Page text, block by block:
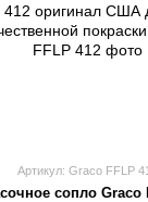
Артикул: Graco FFLP
cопло Graco